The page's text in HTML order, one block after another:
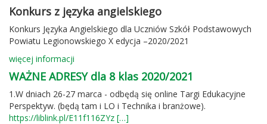
Konkurs z języka angielskiego
Konkurs Języka Angielskiego dla Uczniów Szkół Podstawowych
Powiatu Legionowskiego X edycja –2020/2021
więcej informacji
WAŻNE ADRESY dla 8 klas 2020/2021
1.W dniach 26-27 marca - odbędą się online Targi Edukacyjne
Perspektyw. (będą tam i LO i Technika i branżowe).
https://liblink.pl/E11f116ZYz […]